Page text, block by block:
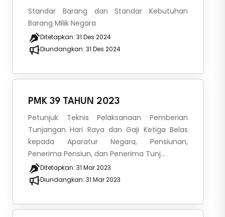
Standar Barang dan Standar Kebutuhan
Barang Milik Negara
Ditetapkan: 31 Des 2024
Diundangkan: 31 Des 2024
PMK 39 TAHUN 2023
Petunjuk Teknis Pelaksanaan Pemberian
Tunjangan Hari Raya dan Gaji Ketiga Belas
kepada Aparatur Negara, Pensiunan,
Penerima Pensiun, dan Penerima Tunj...
Ditetapkan: 31 Mar 2023
Diundangkan: 31 Mar 2023